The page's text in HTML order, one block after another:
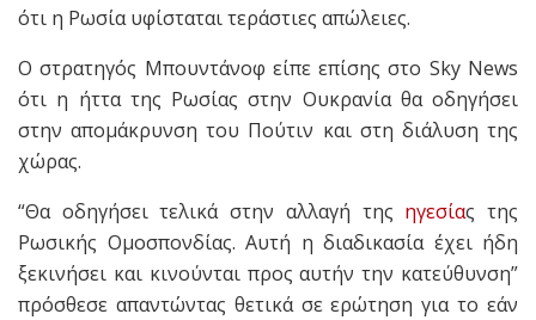
ότι η Ρωσία υφίσταται τεράστιες απώλειες.
Ο στρατηγός Μπουντάνοφ είπε επίσης στο Sky News
ότι η ήττα της Ρωσίας στην Ουκρανία θα οδηγήσει
στην απομάκρυνση του Πούτιν και στη διάλυση της
χώρας.
“Θα οδηγήσει τελικά στην αλλαγή της ηγεσίας της
Ρωσικής Ομοσπονδίας. Αυτή η διαδικασία έχει ήδη
ξεκινήσει και κινούνται προς αυτήν την κατεύθυνση”
πρόσθεσε απαντώντας θετικά σε ερώτηση για το εάν